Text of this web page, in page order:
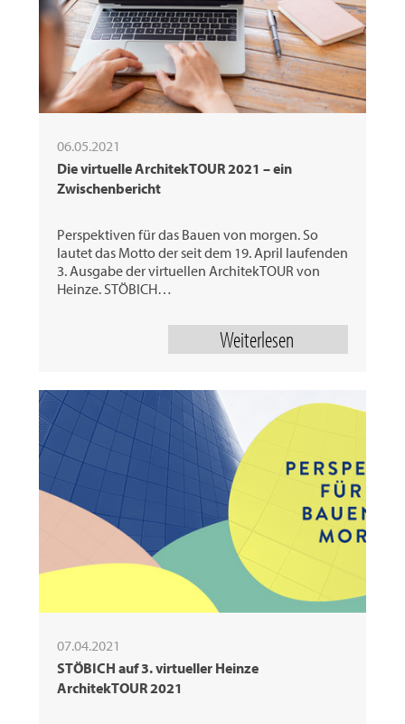
06.05.2021
Die virtuelle ArchitekTOUR 2021 – ein
Zwischenbericht
Perspektiven für das Bauen von morgen. So
lautet das Motto der seit dem 19. April laufenden
3. Ausgabe der virtuellen ArchitekTOUR von
Heinze. STÖBICH…
Weiterlesen
07.04.2021
STÖBICH auf 3. virtueller Heinze
ArchitekTOUR 2021